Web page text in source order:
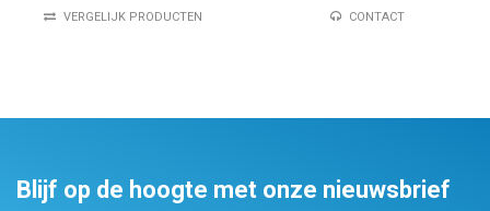
VERGELIJK PRODUCTEN CONTACT
Blijf op de hoogte met onze nieuwsbrief